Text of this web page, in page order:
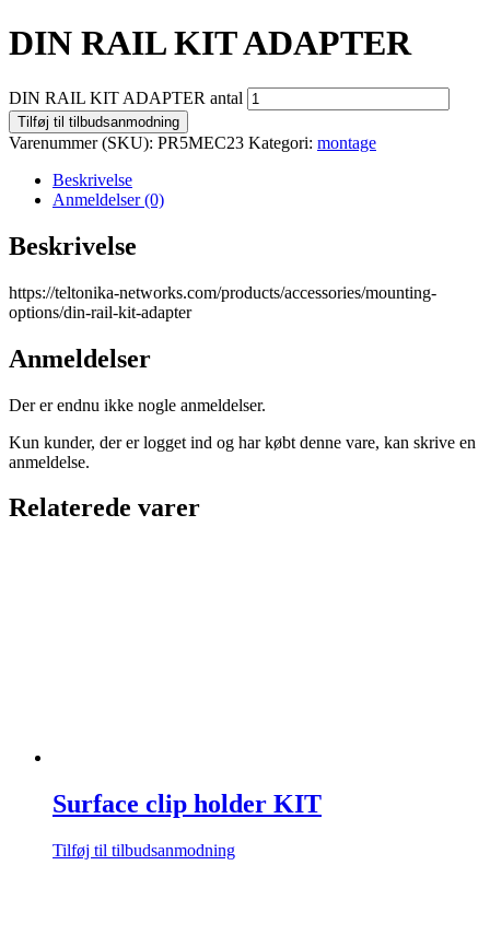
DIN RAIL KIT ADAPTER
DIN RAIL KIT ADAPTER antal
Tilføj til tilbudsanmodning
Varenummer (SKU): PR5MEC23 Kategori: montage
Beskrivelse
Anmeldelser (0)
Beskrivelse
https://teltonika-networks.com/products/accessories/mounting-
options/din-rail-kit-adapter
Anmeldelser
Der er endnu ikke nogle anmeldelser.
Kun kunder, der er logget ind og har købt denne vare, kan skrive en
anmeldelse.
Relaterede varer
Surface clip holder KIT
Tilføj til tilbudsanmodning